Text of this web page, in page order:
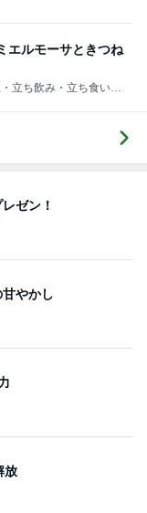
エルモーサときつね
立ち飲み・立ち食いそ
ゼン！
やかし
放